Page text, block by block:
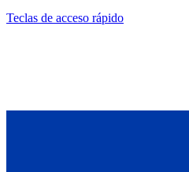
Teclas de acceso rápido